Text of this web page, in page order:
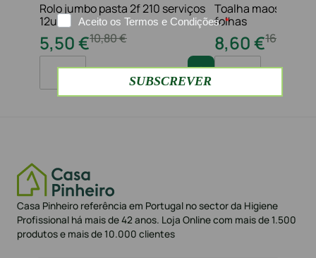
Rolo jumbo pasta 2f 210 serviços
12un
10,80€
5,50€
1
Toalha maos 2f
folhas
16
8,60€
1
Casa Pinheiro referência em Portugal no sector da Higiene
Profissional há mais de 42 anos. Loja Online com mais de 1.500
produtos e mais de 10.000 clientes